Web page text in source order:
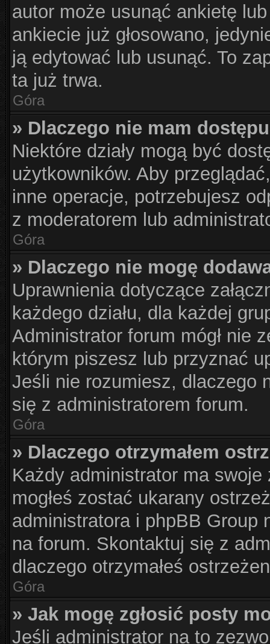
autor może usunąć ankietę
ankiecie już głosowano,
ją edytować lub usunąć. To
ta już trwa.
Góra
» Dlaczego nie mam
Niektóre działy mogą być
użytkowników. Aby
inne operacje, potrzebujesz
z moderatorem lub
Góra
» Dlaczego nie mogę
Uprawnienia dotyczące
każdego działu, dla każdej
Administrator forum mógł nie
którym piszesz lub przyznać
Jeśli nie rozumiesz, dlaczego
się z administratorem forum.
Góra
» Dlaczego otrzymałem
Każdy administrator ma swoje
mogłeś zostać ukarany
administratora i phpBB Group
na forum. Skontaktuj się z
dlaczego otrzymałeś
Góra
» Jak mogę zgłosić posty
Jeśli administrator na to